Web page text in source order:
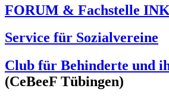
FORUM & Fachstelle
Service für Sozialvereine
Club für Behinderte und
(CeBeeF Tübingen)